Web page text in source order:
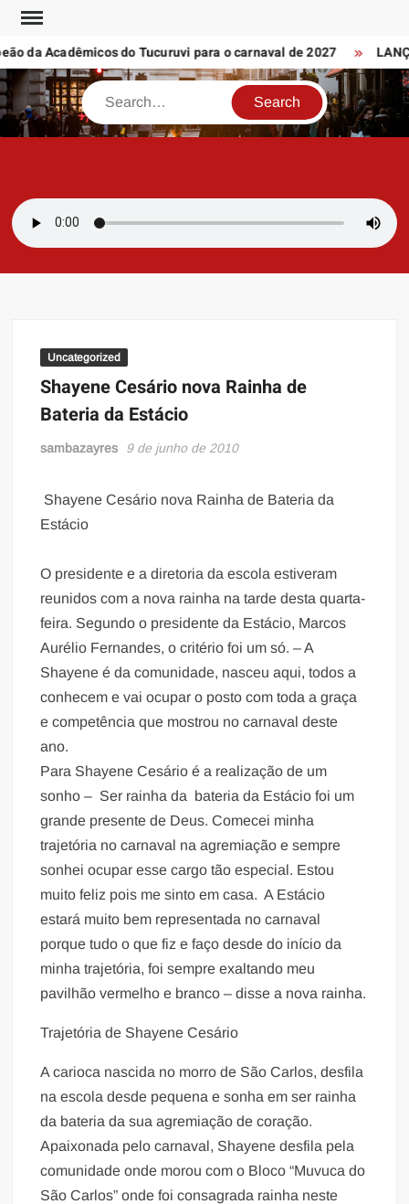
Skip
content
da Acadêmicos do Tucuruvi para o carnaval de 2027
Search
Uncategorized
Shayene Cesário nova Rainha de
Bateria da Estácio
sambazayres 9 de junho de 2010
Shayene Cesário nova Rainha de Bateria da
Estácio
O presidente e a diretoria da escola estiveram
reunidos com a nova rainha na tarde desta quarta-
feira. Segundo o presidente da Estácio, Marcos
Aurélio Fernandes, o critério foi um só. – A
Shayene é da comunidade, nasceu aqui, todos a
conhecem e vai ocupar o posto com toda a graça
e competência que mostrou no carnaval deste
ano.
Para Shayene Cesário é a realização de um
sonho – Ser rainha da bateria da Estácio foi um
grande presente de Deus. Comecei minha
trajetória no carnaval na agremiação e sempre
sonhei ocupar esse cargo tão especial. Estou
muito feliz pois me sinto em casa. A Estácio
estará muito bem representada no carnaval
porque tudo o que fiz e faço desde do início da
minha trajetória, foi sempre exaltando meu
pavilhão vermelho e branco – disse a nova rainha.
Trajetória de Shayene Cesário
A carioca nascida no morro de São Carlos, desfila
na escola desde pequena e sonha em ser rainha
da bateria da sua agremiação de coração.
Apaixonada pelo carnaval, Shayene desfila pela
comunidade onde morou com o Bloco “Muvuca do
São Carlos” onde foi consagrada rainha neste